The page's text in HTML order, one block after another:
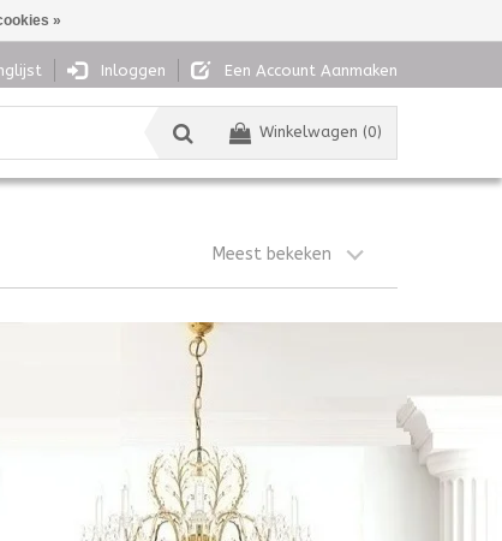
Inloggen Een Account Aanmaken
Winkelwagen (0)
Meest bekeken
»